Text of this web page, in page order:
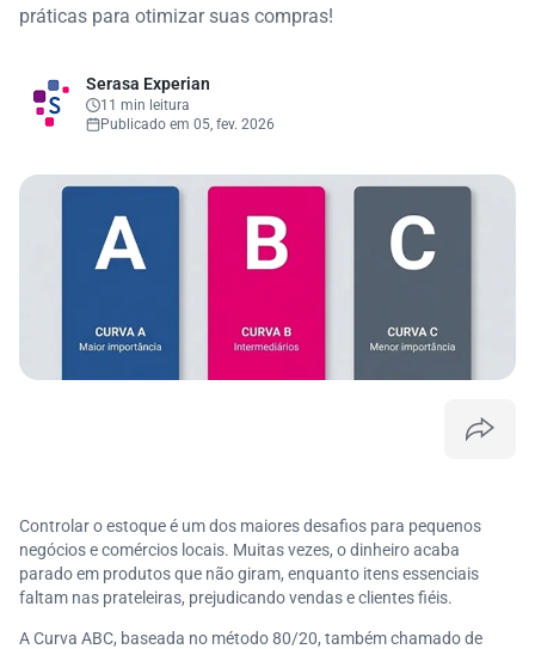
práticas para otimizar suas compras!
Serasa Experian
11 min leitura
Publicado em 05, fev. 2026
Controlar o estoque é um dos maiores desafios para pequenos
negócios e comércios locais. Muitas vezes, o dinheiro acaba
parado em produtos que não giram, enquanto itens essenciais
faltam nas prateleiras, prejudicando vendas e clientes fiéis.
A Curva ABC, baseada no método 80/20, também chamado de